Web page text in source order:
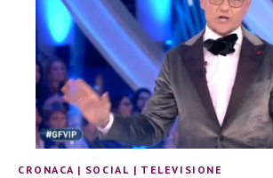
CRONACA | SOCIAL | TELEVISIONE